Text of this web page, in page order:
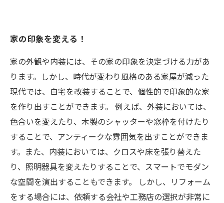
家の印象を変える！
家の外観や内装には、その家の印象を決定づける力があ
ります。しかし、時代が変わり風格のある家屋が減った
現代では、自宅を改装することで、個性的で印象的な家
を作り出すことができます。 例えば、外装においては、
色合いを変えたり、木製のシャッターや窓枠を付けたり
することで、アンティークな雰囲気を出すことができま
す。また、内装においては、クロスや床を張り替えた
り、照明器具を変えたりすることで、スマートでモダン
な空間を演出することもできます。 しかし、リフォーム
をする場合には、依頼する会社や工務店の選択が非常に